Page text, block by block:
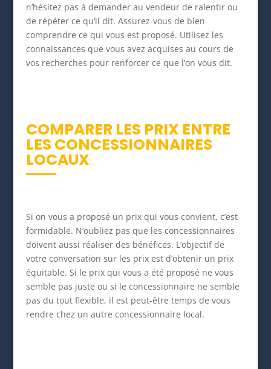
n’hésitez pas à demander au vendeur de ralentir ou
de répéter ce qu’il dit. Assurez-vous de bien
comprendre ce qui vous est proposé. Utilisez les
connaissances que vous avez acquises au cours de
vos recherches pour renforcer ce que l’on vous dit.
COMPARER LES PRIX ENTRE
LES CONCESSIONNAIRES
LOCAUX
Si on vous a proposé un prix qui vous convient, c’est
formidable. N’oubliez pas que les concessionnaires
doivent aussi réaliser des bénéfices. L’objectif de
votre conversation sur les prix est d’obtenir un prix
équitable. Si le prix qui vous a été proposé ne vous
semble pas juste ou si le concessionnaire ne semble
pas du tout flexible, il est peut-être temps de vous
rendre chez un autre concessionnaire local.